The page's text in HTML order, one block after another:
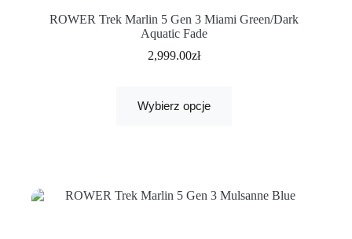
ROWER Trek Marlin 5 Gen 3 Miami Green/Dark
Aquatic Fade
2,999.00zł
Wybierz opcje